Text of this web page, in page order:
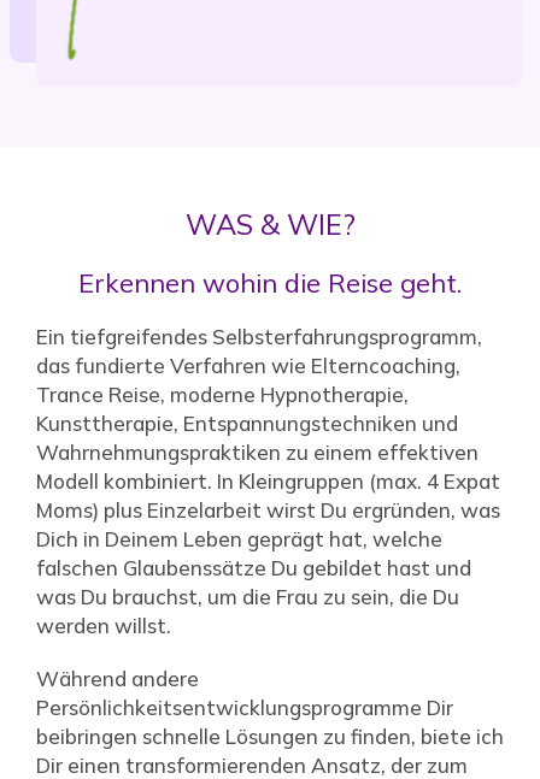
WAS & WIE?
Erkennen wohin die Reise geht.
Ein tiefgreifendes Selbsterfahrungsprogramm,
das fundierte Verfahren wie Elterncoaching,
Trance Reise, moderne Hypnotherapie,
Kunsttherapie, Entspannungstechniken und
Wahrnehmungspraktiken zu einem effektiven
Modell kombiniert. In Kleingruppen (max. 4 Expat
Moms) plus Einzelarbeit wirst Du ergründen, was
Dich in Deinem Leben geprägt hat, welche
falschen Glaubenssätze Du gebildet hast und
was Du brauchst, um die Frau zu sein, die Du
werden willst.
Während andere
Persönlichkeitsentwicklungsprogramme Dir
beibringen schnelle Lösungen zu finden, biete ich
Dir einen transformierenden Ansatz, der zum